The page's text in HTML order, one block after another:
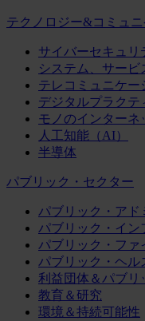
テクノロジー&コミュ
サイバーセキュリ
システム、サー
テレコミュニケー
デジタルプラクテ
モノのインターネ
人工知能（AI）
半導体
パブリック・セクター
パブリック・アド
パブリック・イン
パブリック・ファ
パブリック・ヘル
利益団体＆パブリ
教育＆研究
環境＆持続可能性